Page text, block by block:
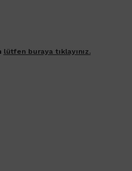
lütfen buraya tıklayınız.